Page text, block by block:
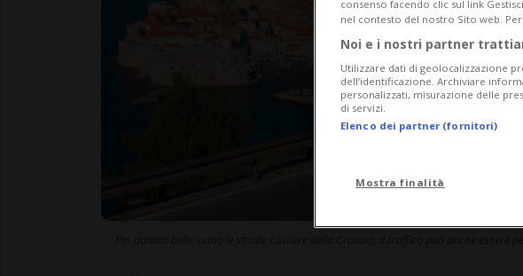
consenso facendo clic sul link
nel contesto del nostro Sito web.
Noi e i nostri partner
Utilizzare dati di geolocalizzazione
dell’identificazione. Archiviare
personalizzati, misurazione delle
di servizi.
Elenco dei partner (fornitori)
Mostra finalità